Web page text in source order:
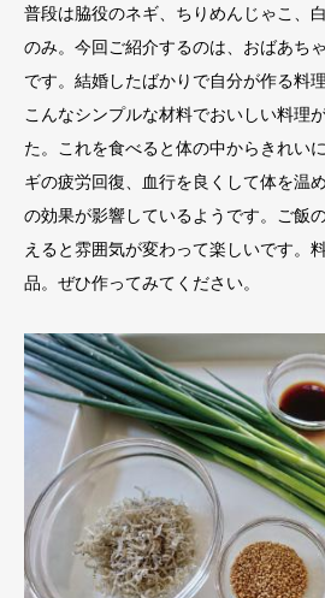
普段は脇役のネギ、ちりめんじゃこ、
のみ。今回ご紹介するのは、おばあち
です。結婚したばかりで自分が作る料
こんなシンプルな材料でおいしい料理
た。これを食べると体の中からきれい
ギの疲労回復、血行を良くして体を温
の効果が影響しているようです。ご飯
えると雰囲気が変わって楽しいです。
品。ぜひ作ってみてください。